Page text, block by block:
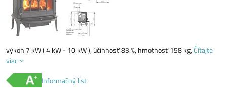
výkon 7 kW ( 4 kW - 10 kW ), účinnosť 83 %, hmotnosť 158 kg,Čítajte
viac
Informačný list